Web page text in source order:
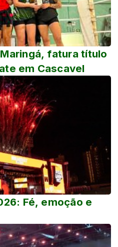
fatura título
em Cascavel
Fé, emoção e